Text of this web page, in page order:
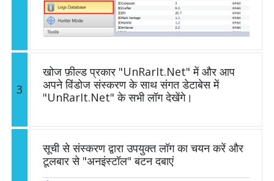
3
खोज फ़ील्ड प्रकार "UnRarIt.Net" में और आप
अपने विंडोज संस्करण के साथ संगत डेटाबेस में
"UnRarIt.Net" के सभी लॉग देखेंगे।
सूची से संस्करण द्वारा उपयुक्त लॉग का चयन करें और
टूलबार से "अनइंस्टॉल" बटन दबाएं